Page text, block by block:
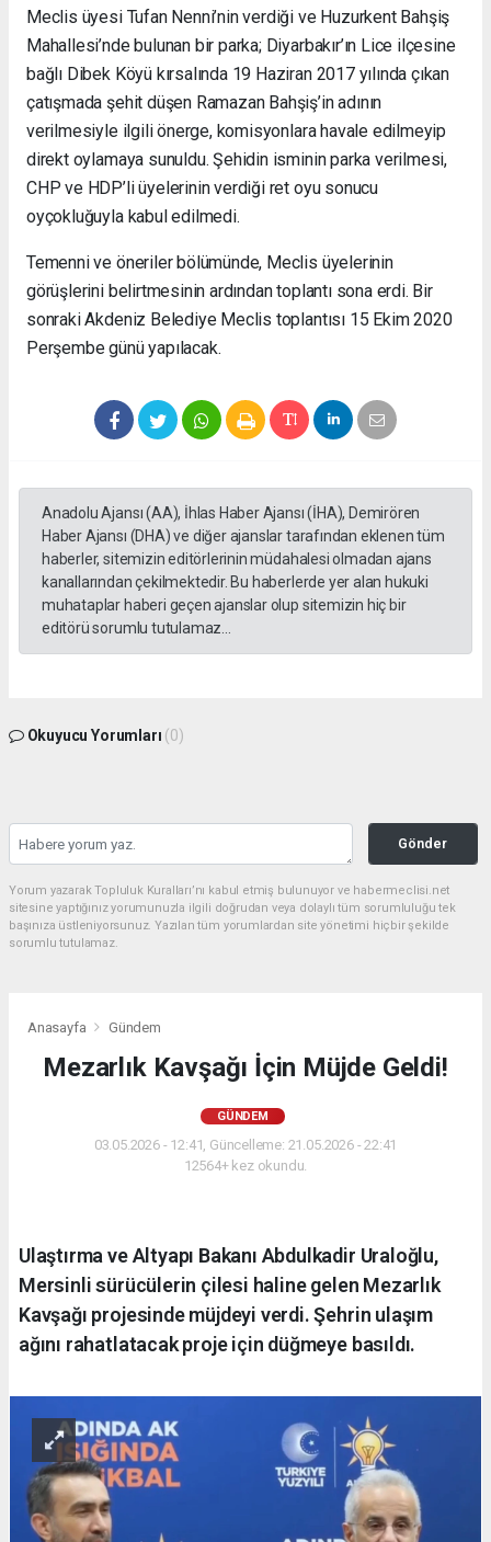
Meclis üyesi Tufan Nenni’nin verdiği ve Huzurkent Bahşiş
Mahallesi’nde bulunan bir parka; Diyarbakır’ın Lice ilçesine
bağlı Dibek Köyü kırsalında 19 Haziran 2017 yılında çıkan
çatışmada şehit düşen Ramazan Bahşiş’in adının
verilmesiyle ilgili önerge, komisyonlara havale edilmeyip
direkt oylamaya sunuldu. Şehidin isminin parka verilmesi,
CHP ve HDP’li üyelerinin verdiği ret oyu sonucu
oyçokluğuyla kabul edilmedi.
Temenni ve öneriler bölümünde, Meclis üyelerinin
görüşlerini belirtmesinin ardından toplantı sona erdi. Bir
sonraki Akdeniz Belediye Meclis toplantısı 15 Ekim 2020
Perşembe günü yapılacak.
Anadolu Ajansı (AA), İhlas Haber Ajansı (İHA), Demirören
Haber Ajansı (DHA) ve diğer ajanslar tarafından eklenen tüm
haberler, sitemizin editörlerinin müdahalesi olmadan ajans
kanallarından çekilmektedir. Bu haberlerde yer alan hukuki
muhataplar haberi geçen ajanslar olup sitemizin hiç bir
editörü sorumlu tutulamaz...
Okuyucu Yorumları (0)
Gönder
Yorum yazarak Topluluk Kuralları’nı kabul etmiş bulunuyor ve habermeclisi.net
sitesine yaptığınız yorumunuzla ilgili doğrudan veya dolaylı tüm sorumluluğu tek
başınıza üstleniyorsunuz. Yazılan tüm yorumlardan site yönetimi hiçbir şekilde
sorumlu tutulamaz.
Anasayfa Gündem
Mezarlık Kavşağı İçin Müjde Geldi!
GÜNDEM
03.05.2026 - 12:41, Güncelleme: 21.05.2026 - 22:41
12564+ kez okundu.
Ulaştırma ve Altyapı Bakanı Abdulkadir Uraloğlu,
Mersinli sürücülerin çilesi haline gelen Mezarlık
Kavşağı projesinde müjdeyi verdi. Şehrin ulaşım
ağını rahatlatacak proje için düğmeye basıldı.